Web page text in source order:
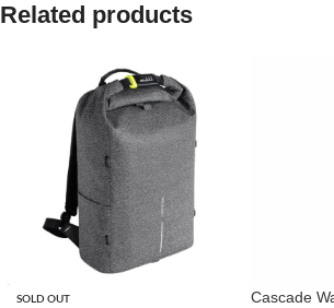
Related products
SOLD OUT Cascade